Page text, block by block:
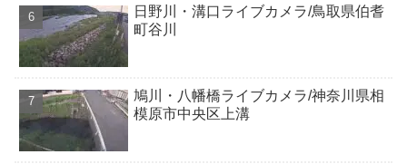
日野川・溝口ライブカメラ/鳥取県伯耆
町谷川
鳩川・八幡橋ライブカメラ/神奈川県相
模原市中央区上溝